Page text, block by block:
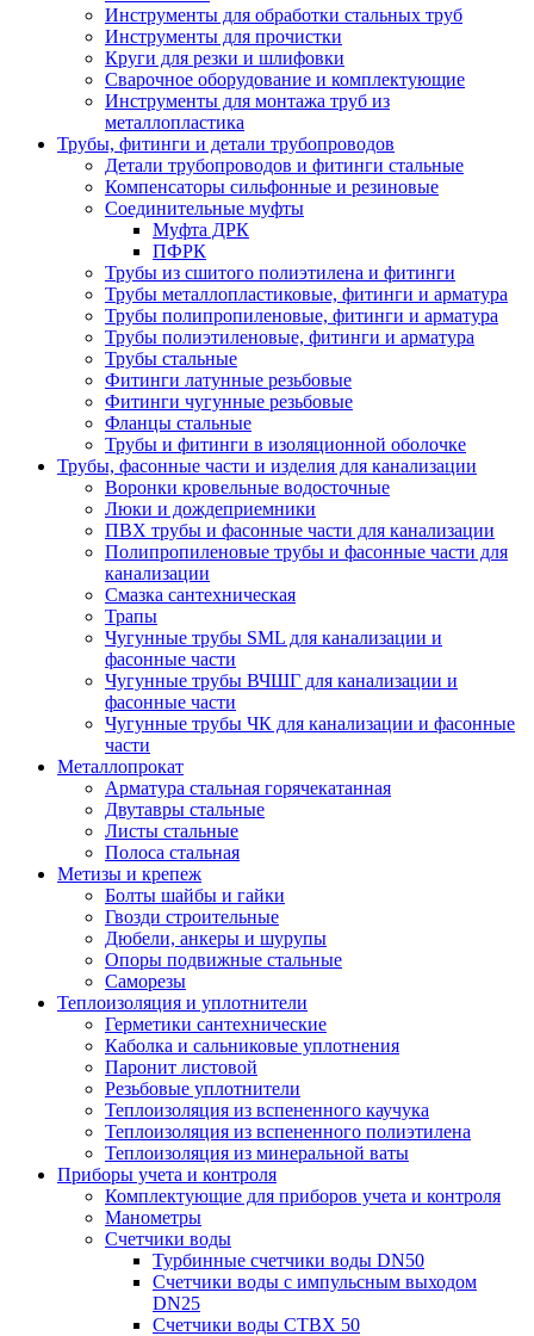
Инструменты для обработки стальных труб
Инструменты для прочистки
Круги для резки и шлифовки
Сварочное оборудование и комплектующие
Инструменты для монтажа труб из
металлопластика
Трубы, фитинги и детали трубопроводов
Детали трубопроводов и фитинги стальные
Компенсаторы сильфонные и резиновые
Соединительные муфты
Муфта ДРК
ПФРК
Трубы из сшитого полиэтилена и фитинги
Трубы металлопластиковые, фитинги и арматура
Трубы полипропиленовые, фитинги и арматура
Трубы полиэтиленовые, фитинги и арматура
Трубы стальные
Фитинги латунные резьбовые
Фитинги чугунные резьбовые
Фланцы стальные
Трубы и фитинги в изоляционной оболочке
Трубы, фасонные части и изделия для канализации
Воронки кровельные водосточные
Люки и дождеприемники
ПВХ трубы и фасонные части для канализации
Полипропиленовые трубы и фасонные части для
канализации
Смазка сантехническая
Трапы
Чугунные трубы SML для канализации и
фасонные части
Чугунные трубы ВЧШГ для канализации и
фасонные части
Чугунные трубы ЧК для канализации и фасонные
части
Металлопрокат
Арматура стальная горячекатанная
Двутавры стальные
Листы стальные
Полоса стальная
Метизы и крепеж
Болты шайбы и гайки
Гвозди строительные
Дюбели, анкеры и шурупы
Опоры подвижные стальные
Саморезы
Теплоизоляция и уплотнители
Герметики сантехнические
Каболка и сальниковые уплотнения
Паронит листовой
Резьбовые уплотнители
Теплоизоляция из вспененного каучука
Теплоизоляция из вспененного полиэтилена
Теплоизоляция из минеральной ваты
Приборы учета и контроля
Комплектующие для приборов учета и контроля
Манометры
Счетчики воды
Турбинные счетчики воды DN50
Счетчики воды с импульсным выходом
DN25
Счетчики воды СТВХ 50